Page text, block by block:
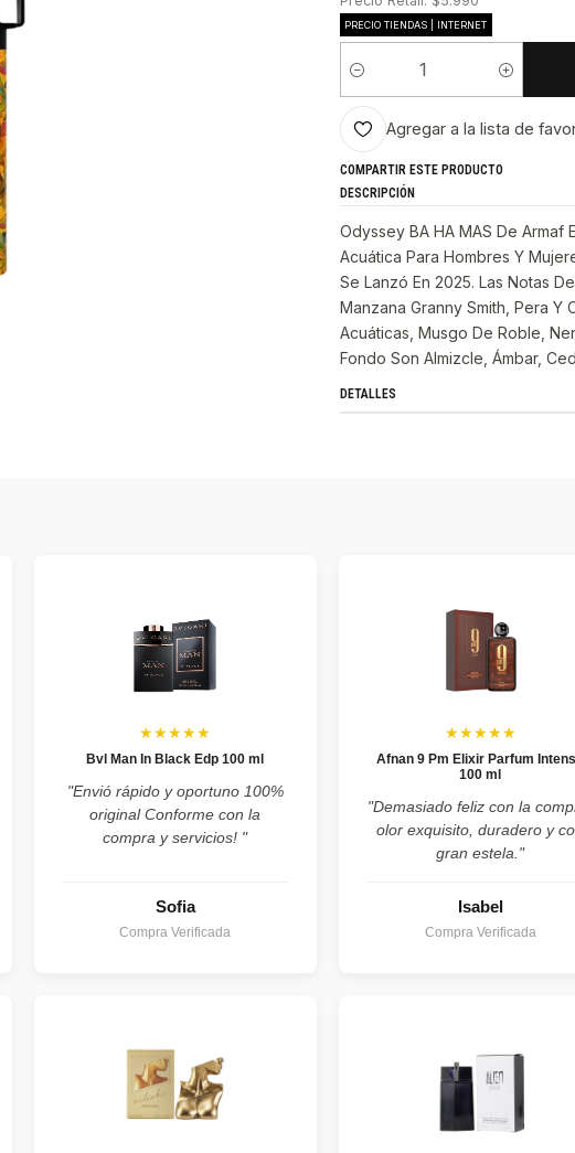
PRECIO TIENDAS | INTERNET
Cantidad
Agregar a la lista de
COMPARTIR ESTE PRODUCTO
DESCRIPCIÓN
Odyssey BA HA MAS De Armaf
Acuática Para Hombres Y
Se Lanzó En 2025. Las Notas
Manzana Granny Smith, Pera Y
Acuáticas, Musgo De Roble,
Fondo Son Almizcle, Ámbar,
DETALLES
★★★★★
Bvl Man In Black Edp 100 ml
"Envió rápido y oportuno 100%
original Conforme con la
compra y servicios! "
Sofia
Compra Verificada
★★★★★
Afnan 9 Pm Elixir Parfum
100 ml
"Demasiado feliz con la
olor exquisito, duradero y
gran estela."
Isabel
Compra Verificada